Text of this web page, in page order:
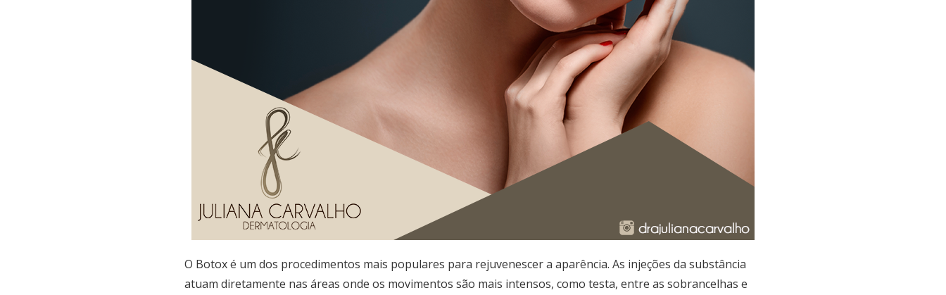
O Botox é um dos procedimentos mais populares para rejuvenescer a aparência. As injeções da substância
atuam diretamente nas áreas onde os movimentos são mais intensos, como testa, entre as sobrancelhas e